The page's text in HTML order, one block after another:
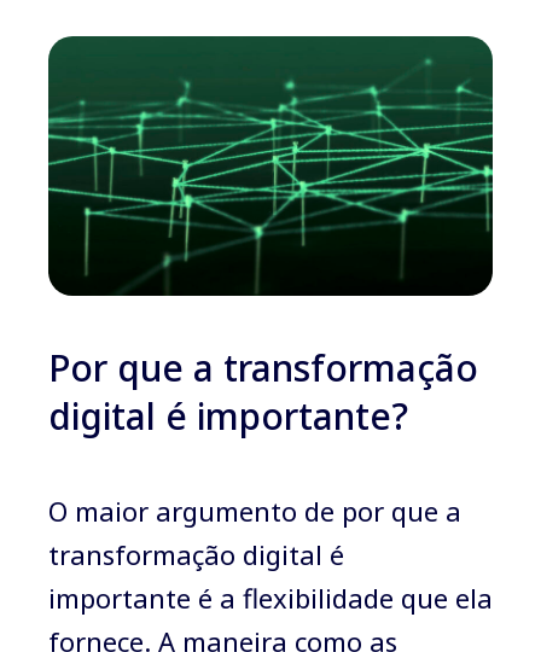
Por que a transformação
digital é importante?
O maior argumento de por que a
transformação digital é
importante é a flexibilidade que ela
fornece. A maneira como as